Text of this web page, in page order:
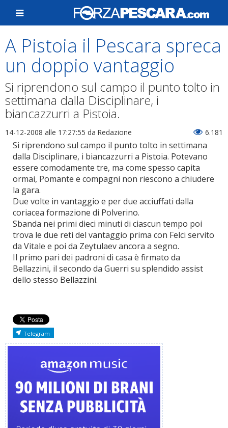
A Pistoia il Pescara spreca
un doppio vantaggio
Si riprendono sul campo il punto tolto in
settimana dalla Disciplinare, i
biancazzurri a Pistoia.
14-12-2008 alle 17:27:55 da Redazione 6.181
Si riprendono sul campo il punto tolto in settimana
dalla Disciplinare, i biancazzurri a Pistoia. Potevano
essere comodamente tre, ma come spesso capita
ormai, Pomante e compagni non riescono a chiudere
la gara.
Due volte in vantaggio e per due acciuffati dalla
coriacea formazione di Polverino.
Sbanda nei primi dieci minuti di ciascun tempo poi
trova le due reti del vantaggio prima con Felci servito
da Vitale e poi da Zeytulaev ancora a segno.
Il primo pari dei padroni di casa è firmato da
Bellazzini, il secondo da Guerri su splendido assist
dello stesso Bellazzini.
Telegram